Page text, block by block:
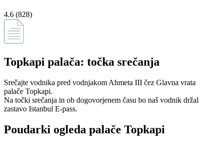
4.6 (828)
Topkapi palača: točka srečanja
Srečajte vodnika pred vodnjakom Ahmeta III čez Glavna vrata
palače Topkapi.
Na točki srečanja in ob dogovorjenem času bo naš vodnik držal
zastavo Istanbul E-pass.
Poudarki ogleda palače Topkapi